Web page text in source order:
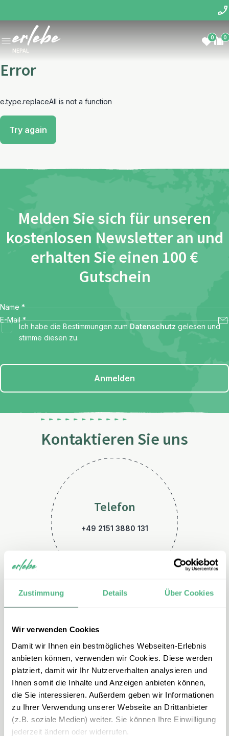
Zustimmung Details Über Cookies
Wir verwenden Cookies
Damit wir Ihnen ein bestmögliches Webseiten-Erlebnis
anbieten können, verwenden wir Cookies. Diese werden
platziert, damit wir Ihr Nutzerverhalten analysieren und
Ihnen somit die Inhalte und Anzeigen anbieten können,
die Sie interessieren. Außerdem geben wir Informationen
zu Ihrer Verwendung unserer Webseite an Drittanbieter
(z.B. soziale Medien) weiter. Sie können Ihre Einwilligung
jederzeit ändern oder widerrufen.
NEPAL
0 0
Error
e.type.replaceAll is not a function
Try again
Melden Sie sich für unseren
kostenlosen Newsletter an und
erhalten Sie einen 100 €
Gutschein
Name *
E-Mail *
Ich habe die Bestimmungen zum Datenschutz gelesen und
stimme diesen zu.
Anmelden
Kontaktieren Sie uns
Telefon
+49 2151 3880 131
E-Mail
nepal@erlebe.de